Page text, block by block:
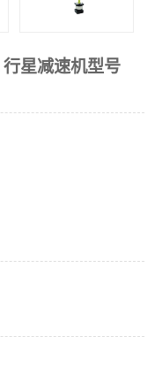
星减速机型号